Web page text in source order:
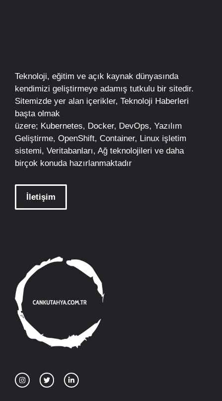
Teknoloji, eğitim ve açık kaynak dünyasında
kendimizi geliştirmeye adamış tutkulu bir sitedir.
Sitemizde yer alan içerikler, Teknoloji Haberleri
başta olmak
üzere; Kubernetes, Docker, DevOps, Yazılım
Geliştirme, OpenShift, Container, Linux işletim
sistemi, Veritabanları, Ağ teknolojileri ve daha
birçok konuda hazırlanmaktadır
İletişim